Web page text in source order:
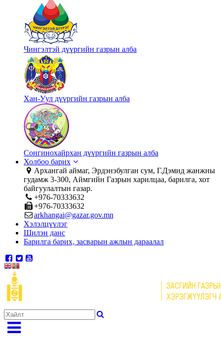
Чингэлтэй дүүргийн газрын алба
Хан-Уул дүүргийн газрын алба
Сонгинохайрхан дүүргийн газрын алба
Холбоо барих
Архангай аймаг, Эрдэнэбулган сум, Г.Дэмид жанжны
гудамж 3-300, Аймгийн Газрын харилцаа, барилга, хот
байгуулалтын газар.
+976-70333632
+976-70333632
arkhangai@gazar.gov.mn
Хэлэлцүүлэг
Шилэн данс
Барилга барих, засварын ажлын дараалал